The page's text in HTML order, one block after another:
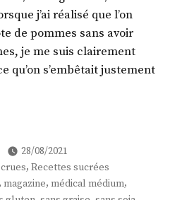
et
crus
!
j’ai réalisé que l’on
de pommes sans avoir
je me suis clairement
qu’on s’embêtait justement
28/08/2021
, Recettes sucrées
, magazine, médical médium,